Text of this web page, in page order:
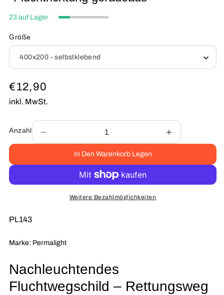
23 auf Lager
Größe
Normaler
Preis
€12,90
inkl. MwSt.
Anzahl
die
für
Fluchtwegschild
Kunststoff
400x200
geradeaus&quot;
Erhöhe
die
für
Kunststoff
In Den Warenkorb Legen
Weitere Bezahlmöglichkeiten
SKU:
PL143
Marke: Permalight
Nachleuchtendes
Fluchtwegschild – Rettungsweg